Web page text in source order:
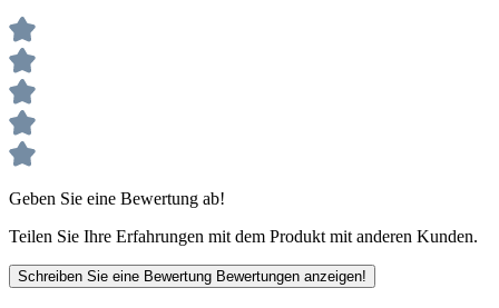
Geben Sie eine Bewertung ab!
Teilen Sie Ihre Erfahrungen mit dem Produkt mit anderen Kunden.
Schreiben Sie eine Bewertung Bewertungen anzeigen!